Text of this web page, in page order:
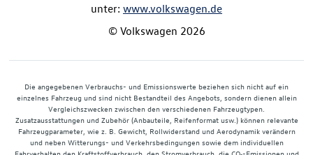
unter: www.volkswagen.de
© Volkswagen 2026
Die angegebenen Verbrauchs- und Emissionswerte beziehen sich nicht auf ein
einzelnes Fahrzeug und sind nicht Bestandteil des Angebots, sondern dienen allein
Vergleichszwecken zwischen den verschiedenen Fahrzeugtypen.
Zusatzausstattungen und Zubehör (Anbauteile, Reifenformat usw.) können relevante
Fahrzeugparameter, wie z. B. Gewicht, Rollwiderstand und Aerodynamik verändern
und neben Witterungs- und Verkehrsbedingungen sowie dem individuellen